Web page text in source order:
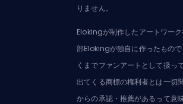
りません。
Elokingが制作したアートワー
部Elokingが独自に作ったもの
くまでファンアートとして扱っ
出てくる商標の権利者とは一切
からの承認・推薦があるって意